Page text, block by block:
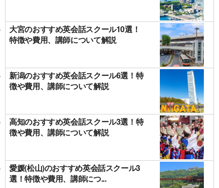
大宮のおすすめ英会話スクール10選！
特徴や費用、講師について解説
新潟のおすすめ英会話スクール6選！特
徴や費用、講師について解説
高知のおすすめ英会話スクール3選！特
徴や費用、講師について解説
愛媛(松山)のおすすめ英会話スクール3
選！特徴や費用、講師につ...